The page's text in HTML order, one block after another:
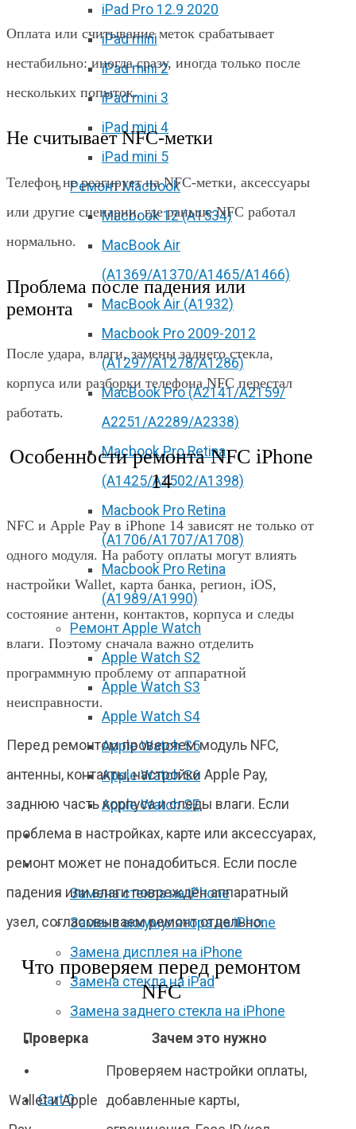
iPad Pro 12.9 2020
iPad mini
iPad mini 2
iPad mini 3
iPad mini 4
iPad mini 5
Ремонт Macbook
Macbook 12 (А1534)
MacBook Air
(A1369/A1370/A1465/A1466)
MacBook Air (A1932)
Macbook Pro 2009-2012
(A1297/A1278/A1286)
MacBook Pro (А2141/А2159/
А2251/A2289/A2338)
Macbook Pro Retina
(А1425/A1502/A1398)
Macbook Pro Retina
(А1706/A1707/A1708)
Macbook Pro Retina
(А1989/A1990)
Ремонт Apple Watch
Apple Watch S2
Apple Watch S3
Apple Watch S4
Apple Watch S5
Apple Watch S6
Apple Watch SE
Отзывы
Акции
Замена стекла на iPhone
Замена аккумулятора на iPhone
Замена дисплея на iPhone
Замена стекла на iPad
Замена заднего стекла на iPhone
Вакансии
Cart 0
Оплата или считывание меток срабатывает
нестабильно: иногда сразу, иногда только после
нескольких попыток.
Не считывает NFC-метки
Телефон не реагирует на NFC-метки, аксессуары
или другие сценарии, где раньше NFC работал
нормально.
Проблема после падения или
ремонта
После удара, влаги, замены заднего стекла,
корпуса или разборки телефона NFC перестал
работать.
Особенности ремонта NFC iPhone
14
NFC и Apple Pay в iPhone 14 зависят не только от
одного модуля. На работу оплаты могут влиять
настройки Wallet, карта банка, регион, iOS,
состояние антенн, контактов, корпуса и следы
влаги. Поэтому сначала важно отделить
программную проблему от аппаратной
неисправности.
Перед ремонтом проверяем модуль NFC,
антенны, контакты, настройки Apple Pay,
заднюю часть корпуса и следы влаги. Если
проблема в настройках, карте или аксессуарах,
ремонт может не понадобиться. Если после
падения или влаги повреждён аппаратный
узел, согласовываем ремонт отдельно.
Что проверяем перед ремонтом
NFC
Проверка Зачем это нужно
Wallet и Apple
Проверяем настройки оплаты,
добавленные карты,